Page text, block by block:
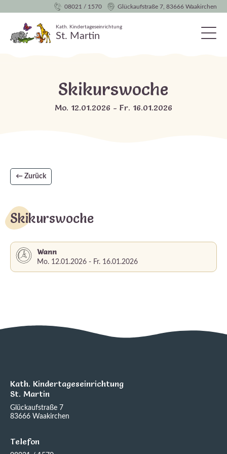
08021 / 1570 Glückaufstraße 7, 83666 Waakirchen
Kath. Kindertageseinrichtung
St. Martin
Skikurswoche
Mo. 12.01.2026 - Fr. 16.01.2026
← Zurück
Skikurswoche
Wann
Mo. 12.01.2026 - Fr. 16.01.2026
Kath. Kindertageseinrichtung
St. Martin
Glückaufstraße 7
83666 Waakirchen
Telefon